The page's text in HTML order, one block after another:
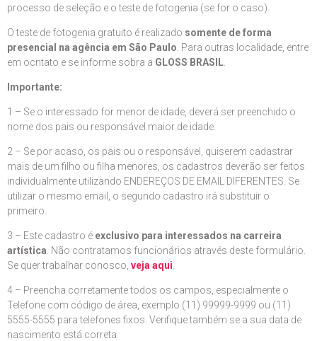
processo de seleção e o teste de fotogenia (se for o caso).
O teste de fotogenia gratuito é realizado somente de forma
presencial na agência em São Paulo . Para outras localidade, entre
em ocntato e se informe sobra a GLOSS BRASIL
Importante:
1 – Se o interessado for menor de idade, deverá ser preenchido o
nome dos pais ou responsável maior de idade.
2 – Se por acaso, os pais ou o responsável, quiserem cadastrar
mais de um filho ou filha menores, os cadastros deverão ser feitos
individualmente utilizando ENDEREÇOS DE EMAIL DIFERENTES. Se
utilizar o mesmo email, o segundo cadastro irá substituir o
primeiro.
3 – Este cadastro é exclusivo para interessados na carreira
artística . Não contratamos funcionários através deste formulário.
Se quer trabalhar conosco, veja aqui
4 – Preencha corretamente todos os campos, especialmente o
Telefone com código de área, exemplo (11) 99999-9999 ou (11)
5555-5555 para telefones fixos. Verifique também se a sua data de
nascimento está correta.